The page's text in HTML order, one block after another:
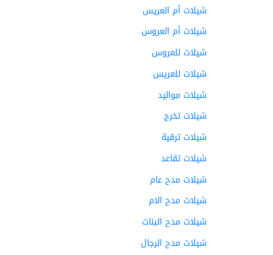
شيلات أم العريس
شيلات أم العروس
شيلات للعروس
شيلات للعريس
شيلات مواليد
شيلات تخرج
شيلات ترقية
شيلات تقاعد
شيلات مدح عام
شيلات مدح الام
شيلات مدح البنات
شيلات مدح الرجال